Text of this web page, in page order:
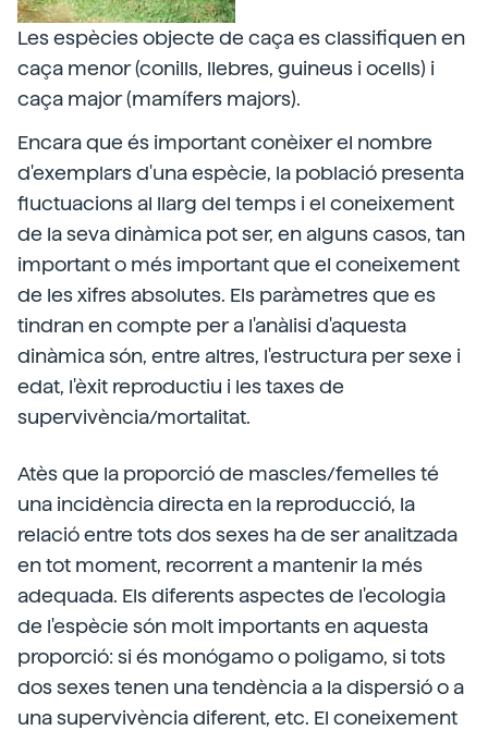
Les espècies objecte de caça es classifiquen en
caça menor (conills, llebres, guineus i ocells) i
caça major (mamífers majors).
Encara que és important conèixer el nombre
d'exemplars d'una espècie, la població presenta
fluctuacions al llarg del temps i el coneixement
de la seva dinàmica pot ser, en alguns casos, tan
important o més important que el coneixement
de les xifres absolutes. Els paràmetres que es
tindran en compte per a l'anàlisi d'aquesta
dinàmica són, entre altres, l'estructura per sexe i
edat, l'èxit reproductiu i les taxes de
supervivència/mortalitat.
Atès que la proporció de mascles/femelles té
una incidència directa en la reproducció, la
relació entre tots dos sexes ha de ser analitzada
en tot moment, recorrent a mantenir la més
adequada. Els diferents aspectes de l'ecologia
de l'espècie són molt importants en aquesta
proporció: si és monógamo o poligamo, si tots
dos sexes tenen una tendència a la dispersió o a
una supervivència diferent, etc. El coneixement